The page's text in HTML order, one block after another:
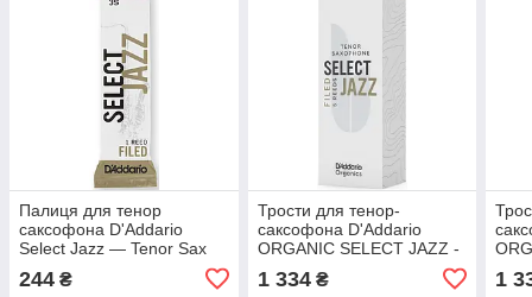
Палиця для тенор
саксофона D'Addario
Select Jazz — Tenor Sax
244 ₴
Трости для тенор-
саксофона D'Addario
ORGANIC SELECT JAZZ -
TENOR SAX FILED 2H - 5
PACK
1 334₴ 1